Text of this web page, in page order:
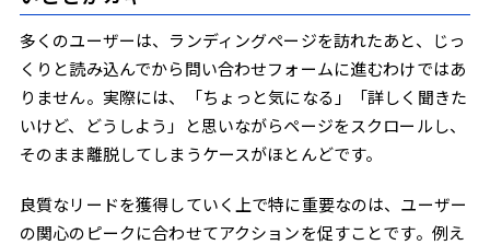
多くのユーザーは、ランディングページを訪れたあと、じっ
くりと読み込んでから問い合わせフォームに進むわけではあ
りません。実際には、「ちょっと気になる」「詳しく聞きた
いけど、どうしよう」と思いながらページをスクロールし、
そのまま離脱してしまうケースがほとんどです。
良質なリードを獲得していく上で特に重要なのは、ユーザー
の関心のピークに合わせてアクションを促すことです。例え